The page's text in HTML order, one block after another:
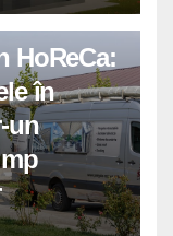
HoReCa:
în
un